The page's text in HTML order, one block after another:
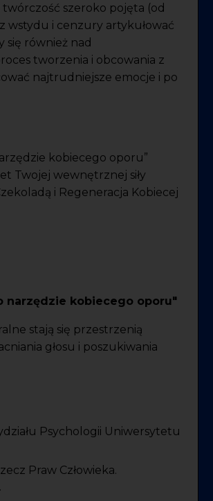
szeroko pojęta (od
wstydu i cenzury artykułować
się również nad
tworzenia i obcowania z
najtrudniejsze emocje i po
kobiecego oporu”
Twojej wewnętrznej siły
i Regeneracja Kobiecej
narzędzie kobiecego oporu"
stają się przestrzenią
głosu i poszukiwania
Psychologii Uniwersytetu
Praw Człowieka.